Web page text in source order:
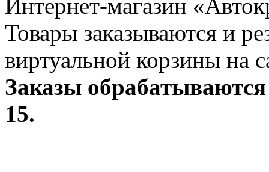
Интернет-магазин
Товары заказываются и
виртуальной корзины на
Заказы
15.